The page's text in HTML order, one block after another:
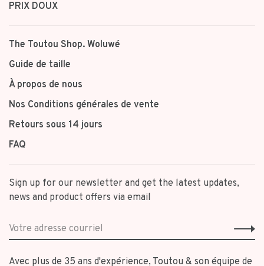
PRIX DOUX
The Toutou Shop. Woluwé
Guide de taille
À propos de nous
Nos Conditions générales de vente
Retours sous 14 jours
FAQ
Sign up for our newsletter and get the latest updates,
news and product offers via email
Avec plus de 35 ans d'expérience, Toutou & son équipe de